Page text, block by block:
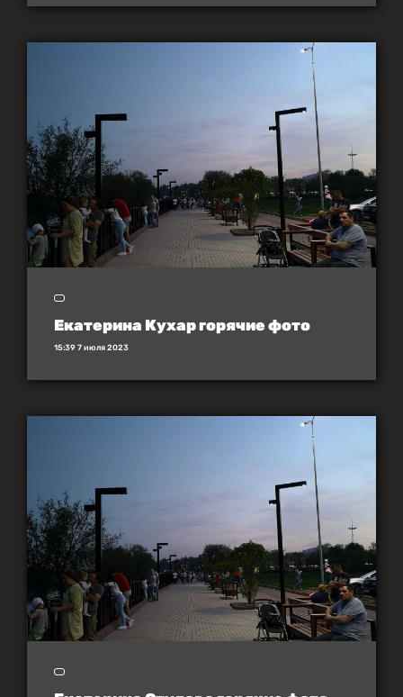
Екатерина Кухар горячие фото
15:39 7 июля 2023